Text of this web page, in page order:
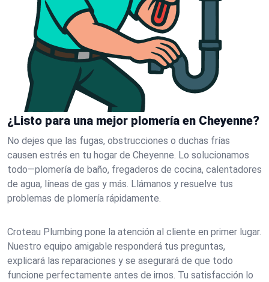
¿Listo para una mejor plomería en Cheyenne?
No dejes que las fugas, obstrucciones o duchas frías
causen estrés en tu hogar de Cheyenne. Lo solucionamos
todo—plomería de baño, fregaderos de cocina, calentadores
de agua, líneas de gas y más. Llámanos y resuelve tus
problemas de plomería rápidamente.
Croteau Plumbing pone la atención al cliente en primer lugar.
Nuestro equipo amigable responderá tus preguntas,
explicará las reparaciones y se asegurará de que todo
funcione perfectamente antes de irnos. Tu satisfacción lo